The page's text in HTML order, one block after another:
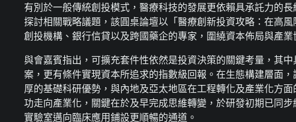
有別於一般傳統創投模式，醫療科技的發展更依賴具承託力的
探討相關戰略議題，該圓桌論壇以「醫療創新投資攻略：在高
創投機構、銀行信貸以及跨國藥企的專家，圍繞資本佈局與產業
與會嘉賓指出，可擴充套件性依然是投資決策的關鍵考量，其
案，更有條件實現資本所追求的指數級回報。在生態構建層面
厚的基礎科研優勢，與內地及亞太地區在工程轉化及產業化方
功走向產業化，關鍵在於及早完成思維轉變，於研發初期已同
實驗室邁向臨床應用鋪設更順暢的通道。